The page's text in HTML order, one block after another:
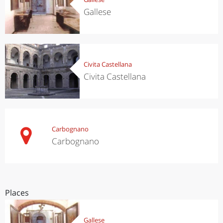
Gallese
Civita Castellana
Civita Castellana
Carbognano
Carbognano
Places
Gallese